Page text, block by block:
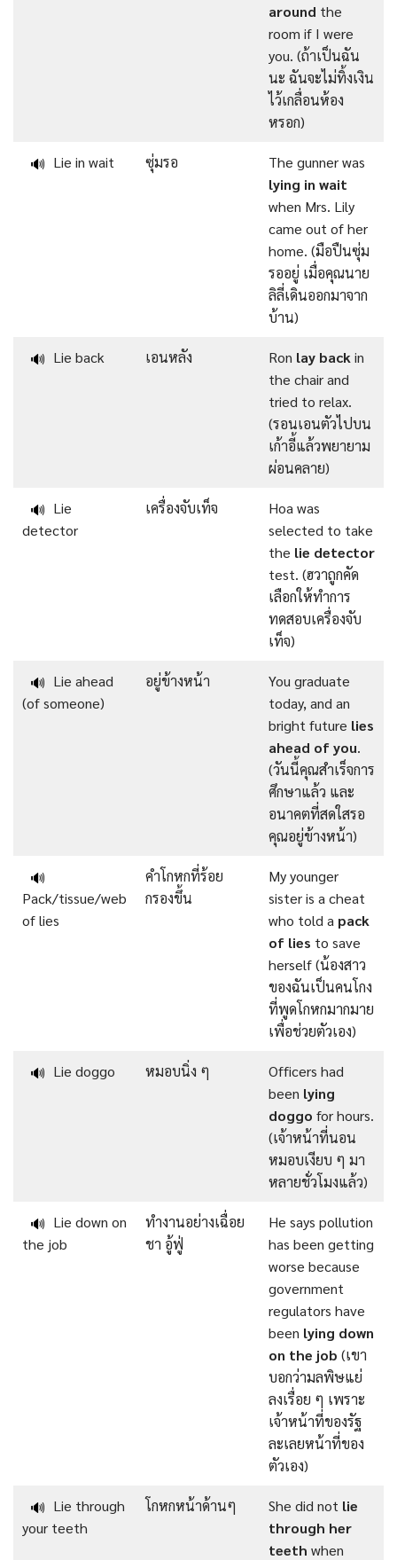
around the
room if I were
you. (ถ้าเป็นฉัน
นะ ฉันจะไม่ทิ้งเงิน
ไว้เกลื่อนห้อง
หรอก)
🔊 Lie in wait ซุ่มรอ
The gunner was
lying in wait
when Mrs. Lily
came out of her
home. (มือปืนซุ่ม
รออยู่ เมื่อคุณนาย
ลิลี่เดินออกมาจาก
บ้าน)
🔊 Lie back เอนหลัง Ron lay back in
the chair and
tried to relax.
(รอนเอนตัวไปบน
เก้าอี้แล้วพยายาม
ผ่อนคลาย)
🔊 Lie
detector
เครื่องจับเท็จ
Hoa was
selected to take
the lie detector
test. (ฮวาถูกคัด
เลือกให้ทำการ
ทดสอบเครื่องจับ
เท็จ)
🔊 Lie ahead
(of someone)
อยู่ข้างหน้า
You graduate
today, and an
bright future lies
ahead of you.
(วันนี้คุณสำเร็จการ
ศึกษาแล้ว และ
อนาคตที่สดใสรอ
คุณอยู่ข้างหน้า)
🔊
Pack/tissue/web
of lies
คำโกหกที่ร้อย
กรองขึ้น
My younger
sister is a cheat
who told a pack
of lies to save
herself (น้องสาว
ของฉันเป็นคนโกง
ที่พูดโกหกมากมาย
เพื่อช่วยตัวเอง)
🔊 Lie doggo หมอบนิ่ง ๆ
Officers had
been lying
doggo for hours.
(เจ้าหน้าที่นอน
หมอบเงียบ ๆ มา
หลายชั่วโมงแล้ว)
🔊 Lie down on
the job
ทำงานอย่างเฉื่อย
ชา อู้ฟู่
He says pollution
has been getting
worse because
government
regulators have
been lying down
on the job (เขา
บอกว่ามลพิษแย่
ลงเรื่อย ๆ เพราะ
เจ้าหน้าที่ของรัฐ
ละเลยหน้าที่ของ
ตัวเอง)
🔊 Lie through
your teeth
โกหกหน้าด้านๆ She did not lie
through her
teeth when